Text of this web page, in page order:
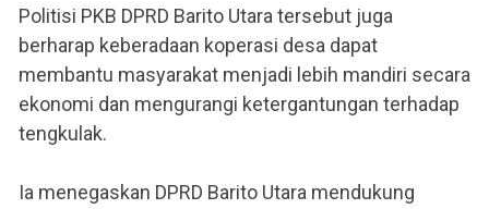
Politisi PKB DPRD Barito Utara tersebut juga
berharap keberadaan koperasi desa dapat
membantu masyarakat menjadi lebih mandiri secara
ekonomi dan mengurangi ketergantungan terhadap
tengkulak.
Ia menegaskan DPRD Barito Utara mendukung